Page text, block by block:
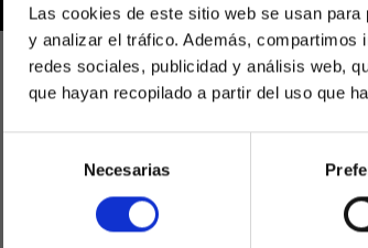
Las cookies de este sitio web se usan
y analizar el tráfico. Además, compartimos
redes sociales, publicidad y análisis web,
que hayan recopilado a partir del uso que
consentimiento
Necesarias
Laquiniela.es es un
mayores de edad. Para
de edad, se